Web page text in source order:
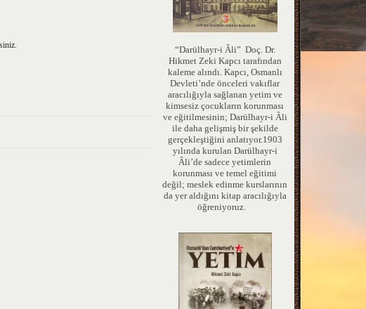
“Darülhayr-i Âli” Doç. Dr.
Hikmet Zeki Kapcı tarafından
kaleme alındı. Kapcı, Osmanlı
Devleti’nde önceleri vakıflar
aracılığıyla sağlanan yetim ve
kimsesiz çocukların korunması
ve eğitilmesinin; Darülhayr-i Âli
ile daha gelişmiş bir şekilde
gerçekleştiğini anlatıyor.1903
yılında kurulan Darülhayr-i
Âli’de sadece yetimlerin
korunması ve temel eğitimi
değil; meslek edinme kurslarının
da yer aldığını kitap aracılığıyla
öğreniyoruz.